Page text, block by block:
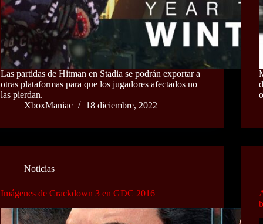
Las partidas de Hitman en Stadia se podrán exportar a
otras plataformas para que los jugadores afectados no
las pierdan.
XboxManiac
18 diciembre, 2022
Noticias
Imágenes de Crackdown 3 en GDC 2016